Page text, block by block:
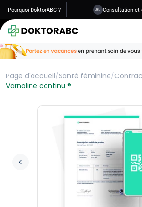
Pourquoi DoktorABC ? Consultation et
Livraison
Page d'accueil/Santé féminine/
Varnoline continu ®